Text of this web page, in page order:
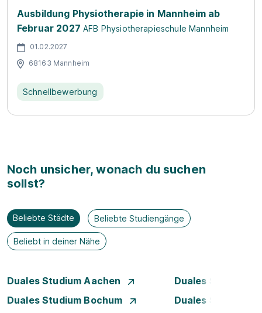
Ausbildung Physiotherapie in Mannheim ab
Februar 2027 AFB Physiotherapieschule Mannheim
01.02.2027
68163 Mannheim
Schnellbewerbung
Noch unsicher, wonach du suchen
sollst?
Beliebte Städte Beliebte Studiengänge
Beliebt in deiner Nähe
Duales Studium Aachen
Duales Studium
Duales Studium Bochum
Duales Studium